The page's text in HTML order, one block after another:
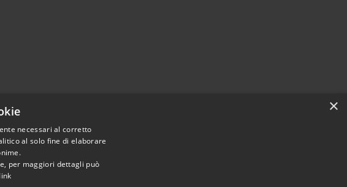
×
necessari al corretto
al solo fine di elaborare
per maggiori dettagli può
link